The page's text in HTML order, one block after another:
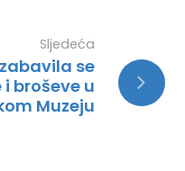
Sljedeća
se
broševe u
Muzeju